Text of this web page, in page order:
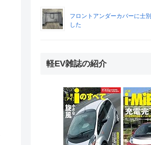
フロントアンダーカバーに士
した
軽EV雑誌の紹介